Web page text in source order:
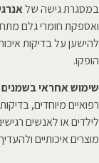
במסגרת גישה של
ואספקת חומרי גלם
להישען על בדיקות
הופקו.
שימוש אחראי בשמנים
רפואיים מיוחדים,
לילדים או לאנשים
מוצרים איכותיים